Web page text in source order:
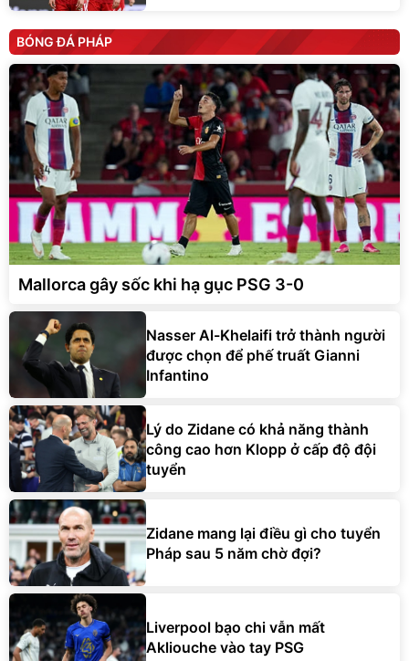
BÓNG ĐÁ PHÁP
Mallorca gây sốc khi hạ gục PSG 3-0
Nasser Al-Khelaifi trở thành người
được chọn để phế truất Gianni
Infantino
Lý do Zidane có khả năng thành
công cao hơn Klopp ở cấp độ đội
tuyển
Zidane mang lại điều gì cho tuyển
Pháp sau 5 năm chờ đợi?
Liverpool bạo chi vẫn mất
Akliouche vào tay PSG